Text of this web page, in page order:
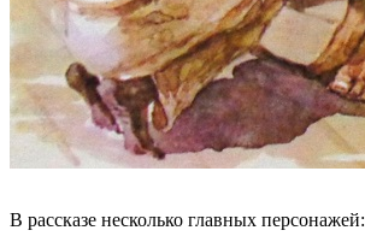
В рассказе несколько главных персонажей: